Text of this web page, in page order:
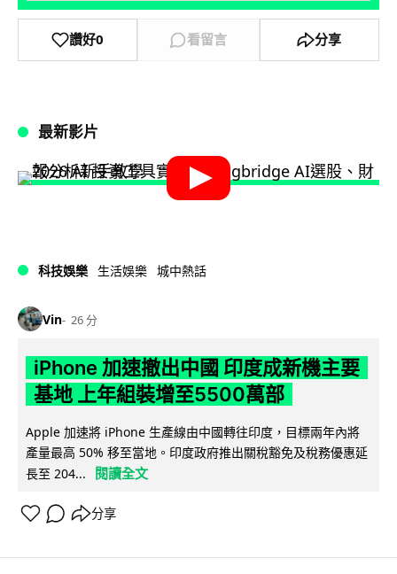
讚好0 看留言 分享
最新影片
科技娛樂 生活娛樂 城中熱話
Vin 26 分
iPhone 加速撤出中國 印度成新機主要
基地 上年組裝增至5500萬部
Apple 加速將 iPhone 生產線由中國轉往印度，目標兩年內將
產量最高 50% 移至當地。印度政府推出關稅豁免及稅務優惠延
長至 204...
閱讀全文
分享